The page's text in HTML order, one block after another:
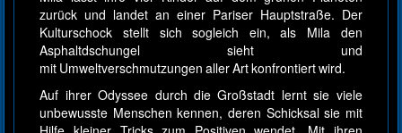
zurück und landet an einer Pariser Hauptstraße. Der
Kulturschock stellt sich sogleich ein, als Mila den
Asphaltdschungel sieht und
mit Umweltverschmutzungen aller Art konfrontiert wird.
Auf ihrer Odyssee durch die Großstadt lernt sie viele
unbewusste Menschen kennen, deren Schicksal sie mit